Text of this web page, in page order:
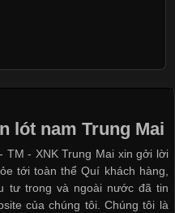
phục phổ biến nhất trong
thoải mái và dễ phối đồ.
thường ngày, áo phông còn
sản xuất may mặc, đặc
nay,
lót nam Trung Mai
TM - XNK Trung Mai xin gởi lời
tới toàn thể Quí khách hàng,
tư trong và ngoài nước đã tin
của chúng tôi. Chúng tôi là